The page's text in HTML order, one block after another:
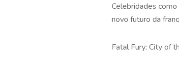
Celebridades como
novo futuro da
Fatal Fury: City of